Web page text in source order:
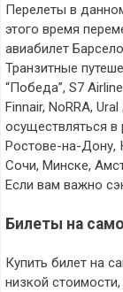
Перелеты в
этого время
авиабилет
Транзитные
“Победа”, S7
Finnair, NoRRA,
осуществляться в
Ростове-на-Дону,
Сочи, Минске,
Если вам важно
Билеты на
Купить билет на
низкой